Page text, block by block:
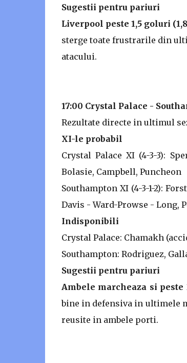
Sugestii pentru pariuri
Liverpool peste 1,5 goluri
sterge toate frustrarile din
atacului.
17:00 Crystal Palace -
Rezultate directe in ultimul
XI-le probabil
Crystal Palace XI (4-3-3):
Bolasie, Campbell, Puncheon
Southampton XI (4-3-1-2):
Davis - Ward-Prowse - Long,
Indisponibili
Crystal Palace: Chamakh
Southampton: Rodriguez,
Sugestii pentru pariuri
Ambele marcheaza si peste
bine in defensiva in ultimele
reusite in ambele porti.